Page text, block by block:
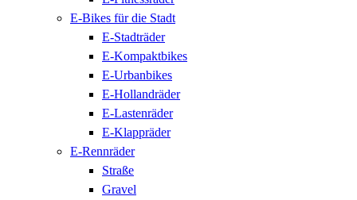
E-Bikes für die Stadt
E-Stadträder
E-Kompaktbikes
E-Urbanbikes
E-Hollandräder
E-Lastenräder
E-Klappräder
E-Rennräder
Straße
Gravel